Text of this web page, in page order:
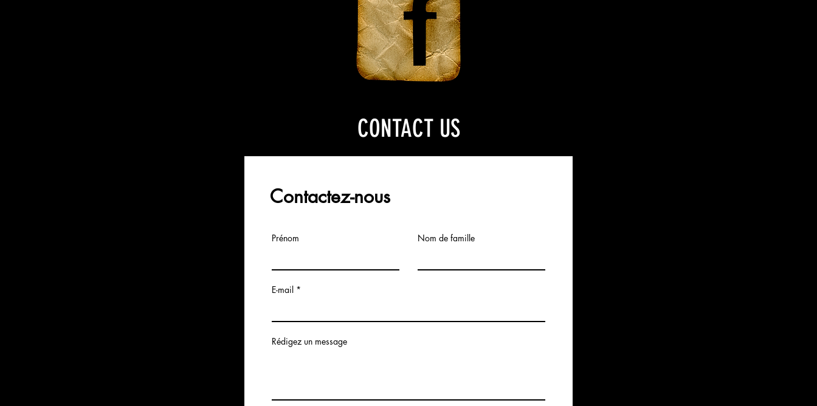
CONTACT US
Contactez-nous
Prénom Nom de famille
E-mail
Rédigez un message